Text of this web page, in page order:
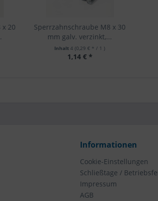
20
Sperrzahnschraube M8 x 30
mm galv. verzinkt,...
Inhalt4(0,29 € * / 1 )
1,14 € *
Informationen
Cookie-Einstellungen
Schließtage /
Impressum
AGB